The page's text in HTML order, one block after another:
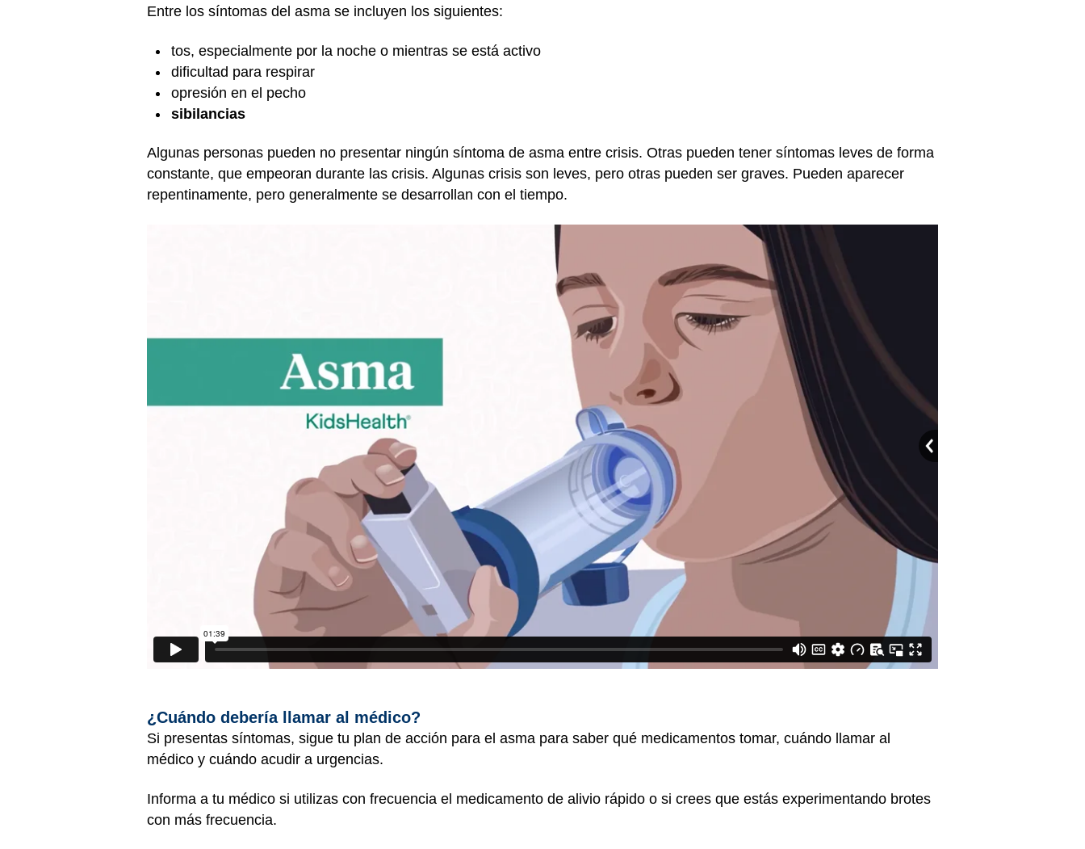
Entre los síntomas del asma se incluyen los siguientes:
tos, especialmente por la noche o mientras se está activo
dificultad para respirar
opresión en el pecho
sibilancias
Algunas personas pueden no presentar ningún síntoma de asma entre crisis. Otras pueden tener síntomas leves de forma
constante, que empeoran durante las crisis. Algunas crisis son leves, pero otras pueden ser graves. Pueden aparecer
repentinamente, pero generalmente se desarrollan con el tiempo.
¿Cuándo debería llamar al médico?
Si presentas síntomas, sigue tu plan de acción para el asma para saber qué medicamentos tomar, cuándo llamar al
médico y cuándo acudir a urgencias.
Informa a tu médico si utilizas con frecuencia el medicamento de alivio rápido o si crees que estás experimentando brotes
con más frecuencia.